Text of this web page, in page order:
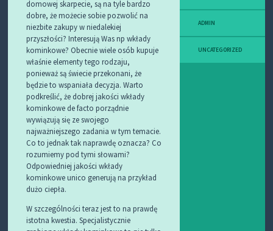
domowej skarpecie, są na tyle bardzo
dobre, że możecie sobie pozwolić na
niezbite zakupy w niedalekiej
przyszłości? Interesują Was np wkłady
kominkowe? Obecnie wiele osób kupuje
właśnie elementy tego rodzaju,
ponieważ są świecie przekonani, że
będzie to wspaniała decyzja. Warto
podkreślić, że dobrej jakości wkłady
kominkowe de facto porządnie
wywiązują się ze swojego
najważniejszego zadania w tym temacie.
Co to jednak tak naprawdę oznacza? Co
rozumiemy pod tymi słowami?
Odpowiedniej jakości wkłady
kominkowe unico generują na przykład
dużo ciepła.
W szczególności teraz jest to na prawdę
istotna kwestia. Specjalistycznie
ADMIN
UNCATEGORIZED